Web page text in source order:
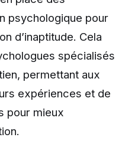
psychologique pour
d’inaptitude. Cela
spécialisés
permettant aux
expériences et de
pour mieux